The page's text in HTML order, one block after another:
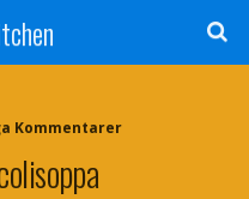
Kommentarer